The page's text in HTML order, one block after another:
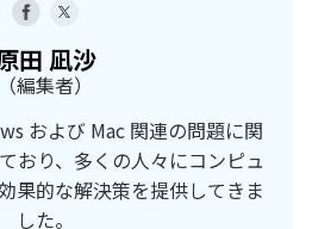
田 凪沙
（編集者）
および Mac 関連の問題に関
おり、多くの人々にコンピュ
果的な解決策を提供してきま
した。